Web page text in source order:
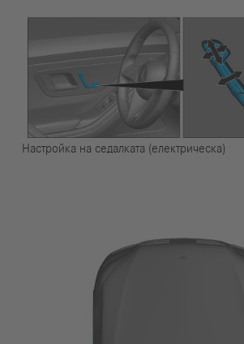
Настройка на седалката (електрическа)